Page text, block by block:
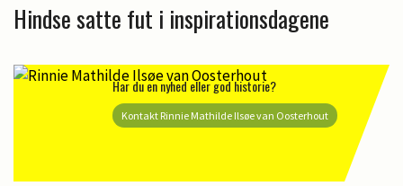
Hindse satte fut i inspirationsdagene
Har du en nyhed eller god historie?
Kontakt Rinnie Mathilde Ilsøe van Oosterhout